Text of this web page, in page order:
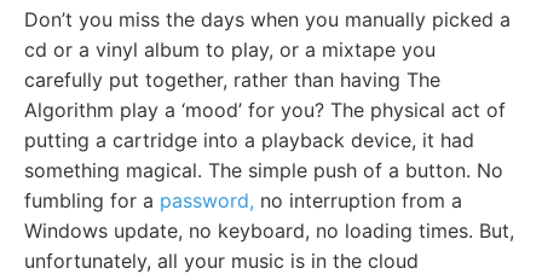
Don’t you miss the days when you manually picked a
cd or a vinyl album to play, or a mixtape you
carefully put together, rather than having The
Algorithm play a ‘mood’ for you? The physical act of
putting a cartridge into a playback device, it had
something magical. The simple push of a button. No
fumbling for a password, no interruption from a
Windows update, no keyboard, no loading times. But,
unfortunately, all your music is in the cloud